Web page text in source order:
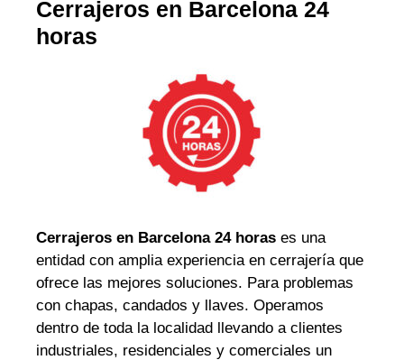
Cerrajeros en Barcelona 24
horas
Cerrajeros en Barcelona 24 horas es una
entidad con amplia experiencia en cerrajería que
ofrece las mejores soluciones. Para problemas
con chapas, candados y llaves. Operamos
dentro de toda la localidad llevando a clientes
industriales, residenciales y comerciales un